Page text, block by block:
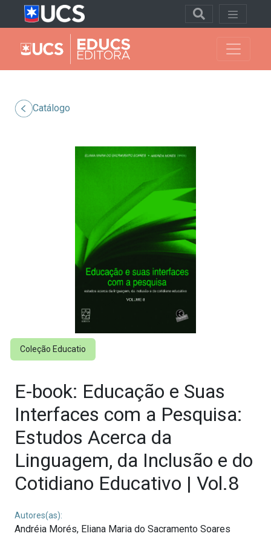
Catálogo
Coleção Educatio
E-book: Educação e Suas
Interfaces com a Pesquisa:
Estudos Acerca da
Linguagem, da Inclusão e do
Cotidiano Educativo | Vol.8
Autores(as):
Andréia Morés, Eliana Maria do Sacramento Soares